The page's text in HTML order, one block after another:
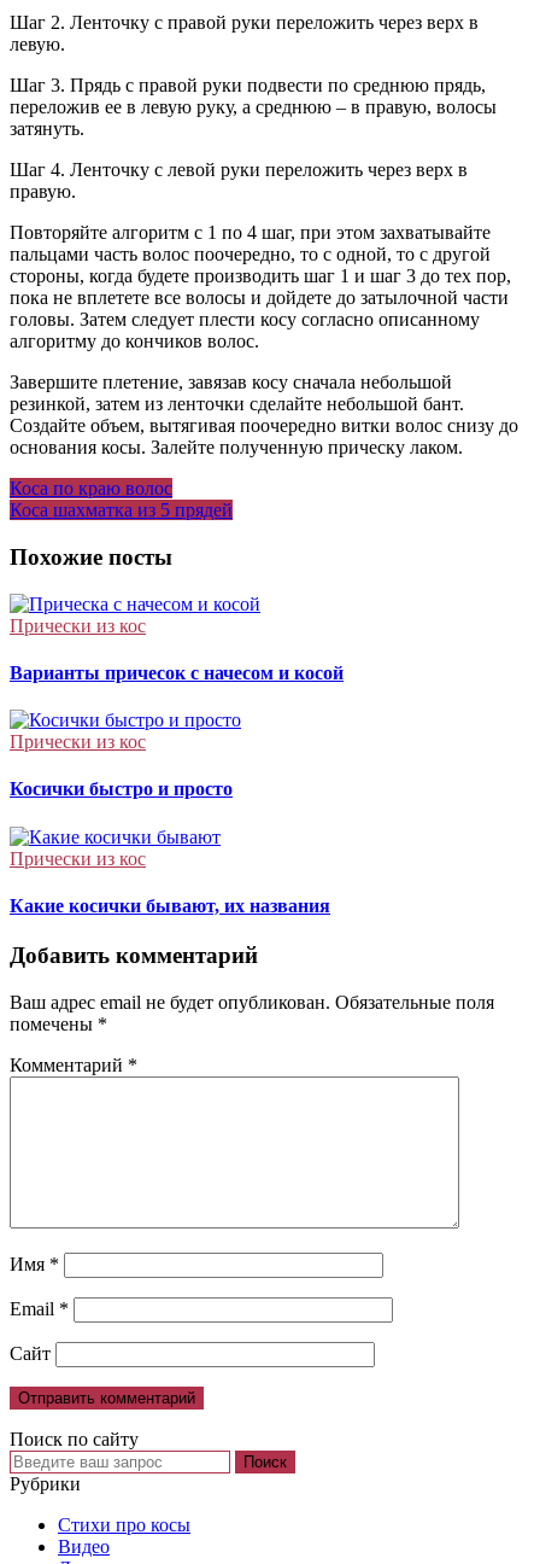
Шаг 2. Ленточку с правой руки переложить через верх в
левую.
Шаг 3. Прядь с правой руки подвести по среднюю прядь,
переложив ее в левую руку, а среднюю – в правую, волосы
затянуть.
Шаг 4. Ленточку с левой руки переложить через верх в
правую.
Повторяйте алгоритм с 1 по 4 шаг, при этом захватывайте
пальцами часть волос поочередно, то с одной, то с другой
стороны, когда будете производить шаг 1 и шаг 3 до тех пор,
пока не вплетете все волосы и дойдете до затылочной части
головы. Затем следует плести косу согласно описанному
алгоритму до кончиков волос.
Завершите плетение, завязав косу сначала небольшой
резинкой, затем из ленточки сделайте небольшой бант.
Создайте объем, вытягивая поочередно витки волос снизу до
основания косы. Залейте полученную прическу лаком.
Навигация
по
записям
Коса по краю волос
Коса шахматка из 5 прядей
Похожие посты
Прически из кос
Варианты причесок с начесом и косой
Прически из кос
Косички быстро и просто
Прически из кос
Какие косички бывают, их названия
Добавить комментарий
Ваш адрес email не будет опубликован. Обязательные поля
помечены *
Комментарий *
Имя *
Email *
Сайт
Поиск по сайту
Рубрики
Cтихи про косы
Видео